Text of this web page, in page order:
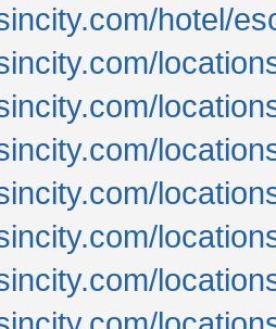
hotel/